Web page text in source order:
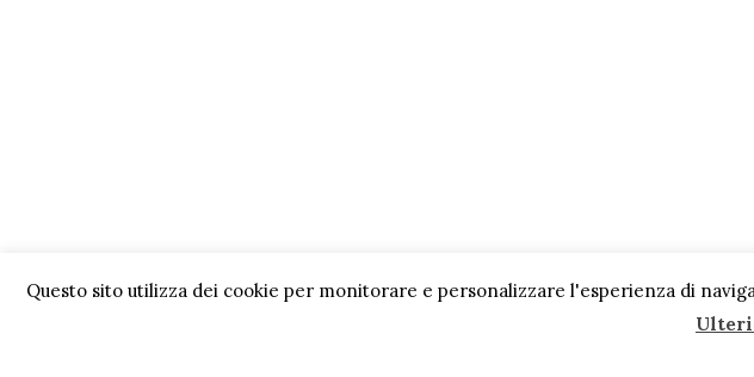
Questo sito utilizza dei cookie per monitorare e personalizzare l'esperienza di